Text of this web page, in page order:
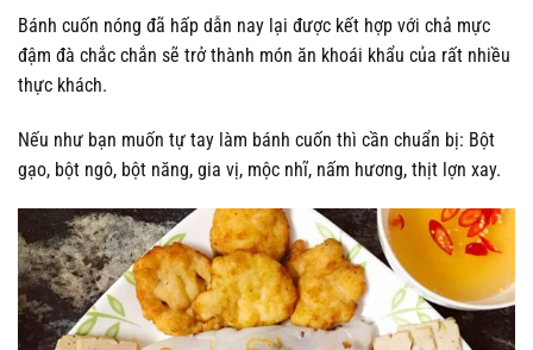
Bánh cuốn nóng đã hấp dẫn nay lại được kết hợp với chả mực
đậm đà chắc chắn sẽ trở thành món ăn khoái khẩu của rất nhiều
thực khách.
Nếu như bạn muốn tự tay làm bánh cuốn thì cần chuẩn bị: Bột
gạo, bột ngô, bột năng, gia vị, mộc nhĩ, nấm hương, thịt lợn xay.